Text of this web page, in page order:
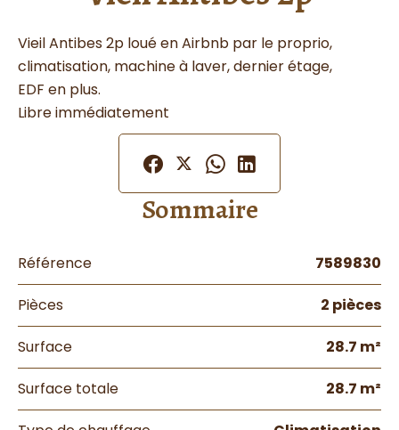
Vieil Antibes 2p loué en Airbnb par le proprio,
climatisation, machine à laver, dernier étage,
EDF en plus.
Libre immédiatement
Sommaire
Référence 7589830
Pièces 2 pièces
Surface 28.7 m²
Surface totale 28.7 m²